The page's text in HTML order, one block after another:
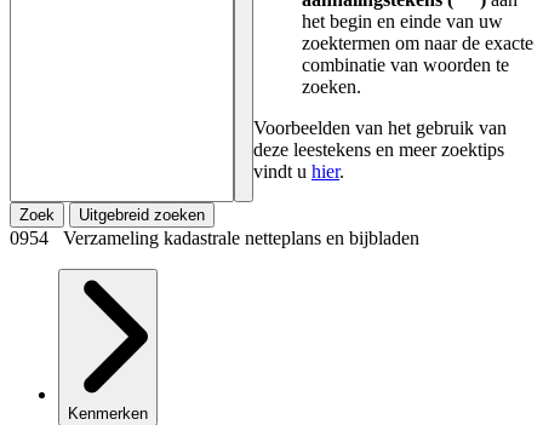
het begin en einde van uw
zoektermen om naar de exacte
combinatie van woorden te
zoeken.
Voorbeelden van het gebruik van
deze leestekens en meer zoektips
vindt u hier.
Zoek Uitgebreid zoeken
0954 Verzameling kadastrale netteplans en bijbladen
Kenmerken